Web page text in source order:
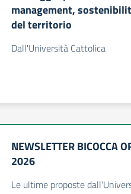
management,
del territorio
Dall'Università Cattolica
NEWSLETTER BICOCCA
2026
Le ultime proposte